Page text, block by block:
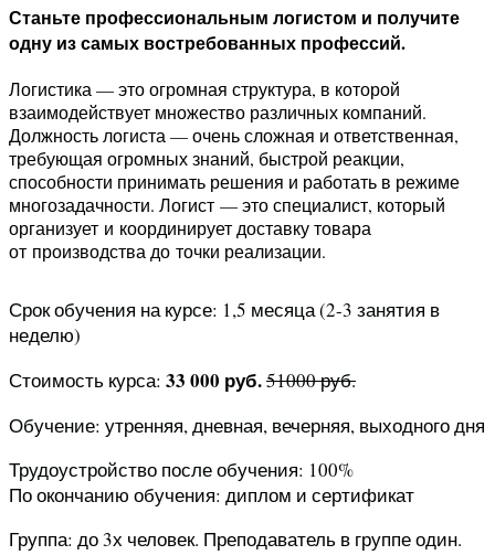
Станьте профессиональным логистом и получите
одну из самых востребованных профессий.
Логистика — это огромная структура, в которой
взаимодействует множество различных компаний.
Должность логиста — очень сложная и ответственная,
требующая огромных знаний, быстрой реакции,
способности принимать решения и работать в режиме
многозадачности. Логист — это специалист, который
организует и координирует доставку товара
от производства до точки реализации.
Срок обучения на курсе: 1,5 месяца (2-3 занятия в
неделю)
Стоимость курса: 33 000 руб.51000 руб.
Обучение: утренняя, дневная, вечерняя, выходного дня
Трудоустройство после обучения: 100%
По окончанию обучения: диплом и сертификат
Группа: до 3х человек. Преподаватель в группе один.